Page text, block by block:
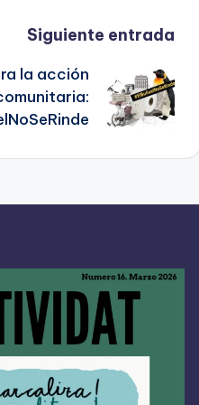
Siguiente entrada
la acción